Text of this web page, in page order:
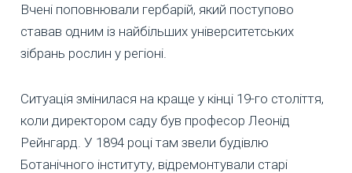
Вчені поповнювали гербарій, який поступово
ставав одним із найбільших університетських
зібрань рослин у регіоні.
Ситуація змінилася на краще у кінці 19-го століття,
коли директором саду був професор Леонід
Рейнгард. У 1894 році там звели будівлю
Ботанічного інституту, відремонтували старі